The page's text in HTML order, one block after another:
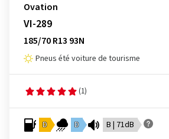
Ovation
VI-289
185/70 R13 93N
Pneus été voiture de tourisme
(1)
D D B | 71dB